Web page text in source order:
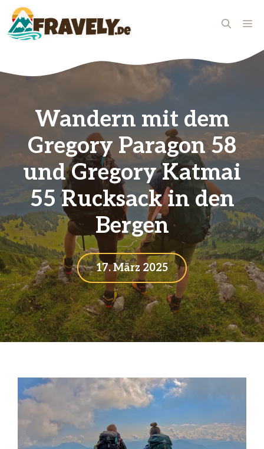
Zum
Inhalt
springen
Wandern mit dem
Gregory Paragon 58
und Gregory Katmai
55 Rucksack in den
Bergen
17. März 2025